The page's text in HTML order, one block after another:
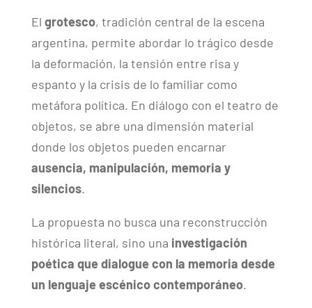
El grotesco, tradición central de la escena
argentina, permite abordar lo trágico desde
la deformación, la tensión entre risa y
espanto y la crisis de lo familiar como
metáfora política. En diálogo con el teatro de
objetos, se abre una dimensión material
donde los objetos pueden encarnar
ausencia, manipulación, memoria y
silencios.
La propuesta no busca una reconstrucción
histórica literal, sino una investigación
poética que dialogue con la memoria desde
un lenguaje escénico contemporáneo.